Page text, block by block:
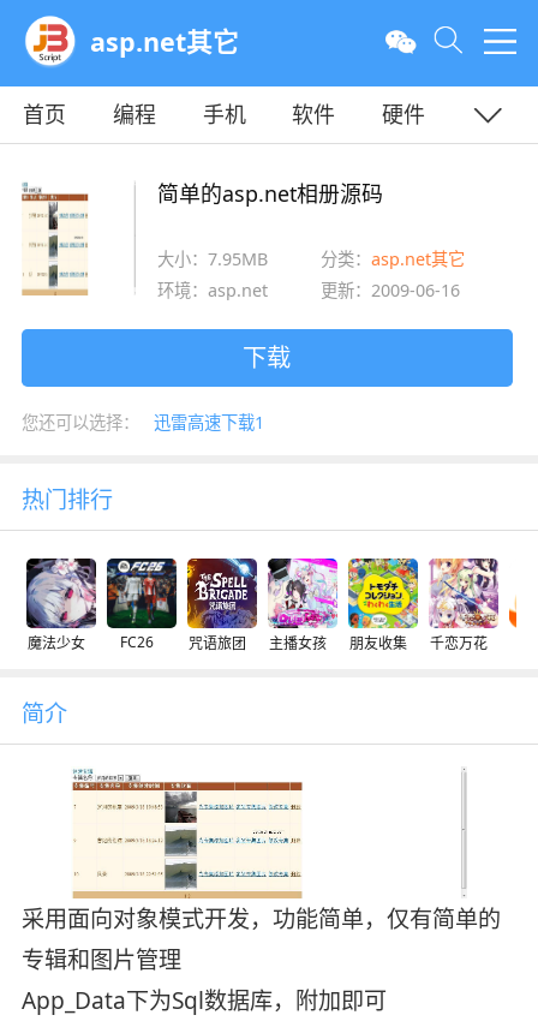
asp.net其它
首页 编程 手机 软件
硬件
简单的asp.net相册源码
大小：7.95MB 分类：asp.net其它
环境：asp.net
更新：2009-06-16
下载
您还可以选择： 迅雷高速下载1
热门排行
魔法少女 FC26 咒语旅团 主播女孩 朋友收集 千恋万花
简介
采用面向对象模式开发，功能简单，仅有简单的
专辑和图片管理
App_Data下为Sql数据库，附加即可